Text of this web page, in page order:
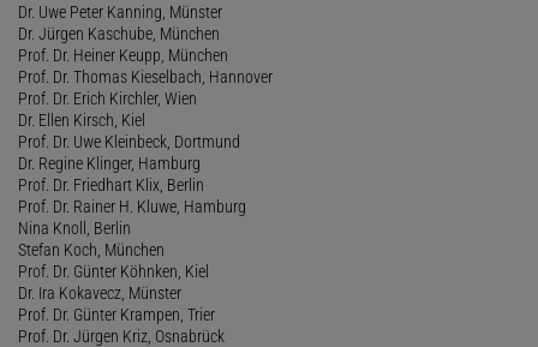
Dr. Uwe Peter Kanning, Münster
Dr. Jürgen Kaschube, München
Prof. Dr. Heiner Keupp, München
Prof. Dr. Thomas Kieselbach, Hannover
Prof. Dr. Erich Kirchler, Wien
Dr. Ellen Kirsch, Kiel
Prof. Dr. Uwe Kleinbeck, Dortmund
Dr. Regine Klinger, Hamburg
Prof. Dr. Friedhart Klix, Berlin
Prof. Dr. Rainer H. Kluwe, Hamburg
Nina Knoll, Berlin
Stefan Koch, München
Prof. Dr. Günter Köhnken, Kiel
Dr. Ira Kokavecz, Münster
Prof. Dr. Günter Krampen, Trier
Prof. Dr. Jürgen Kriz, Osnabrück